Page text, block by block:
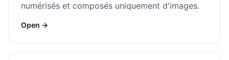
numérisés et composés uniquement d'images.
Open →